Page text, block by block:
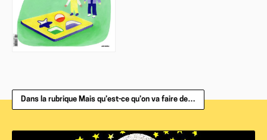
Dans la rubrique Mais qu’est-ce qu’on va faire de…